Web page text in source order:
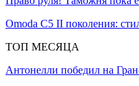
Omoda C5 II поколения:
ТОП МЕСЯЦА
Антонелли победил на